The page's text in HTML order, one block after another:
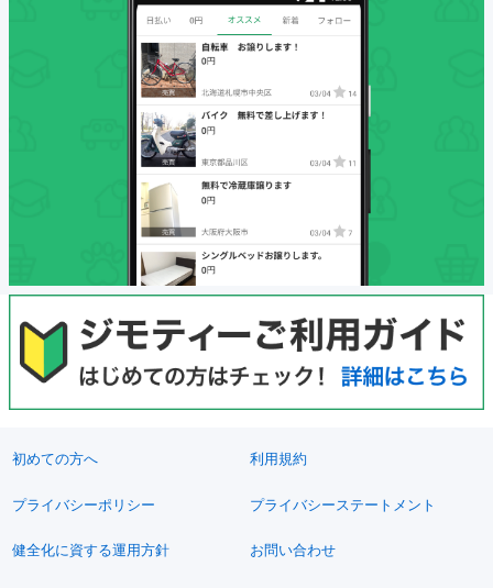
初めての方へ 利用規約
プライバシーポリシー プライバシーステートメント
健全化に資する運用方針 お問い合わせ